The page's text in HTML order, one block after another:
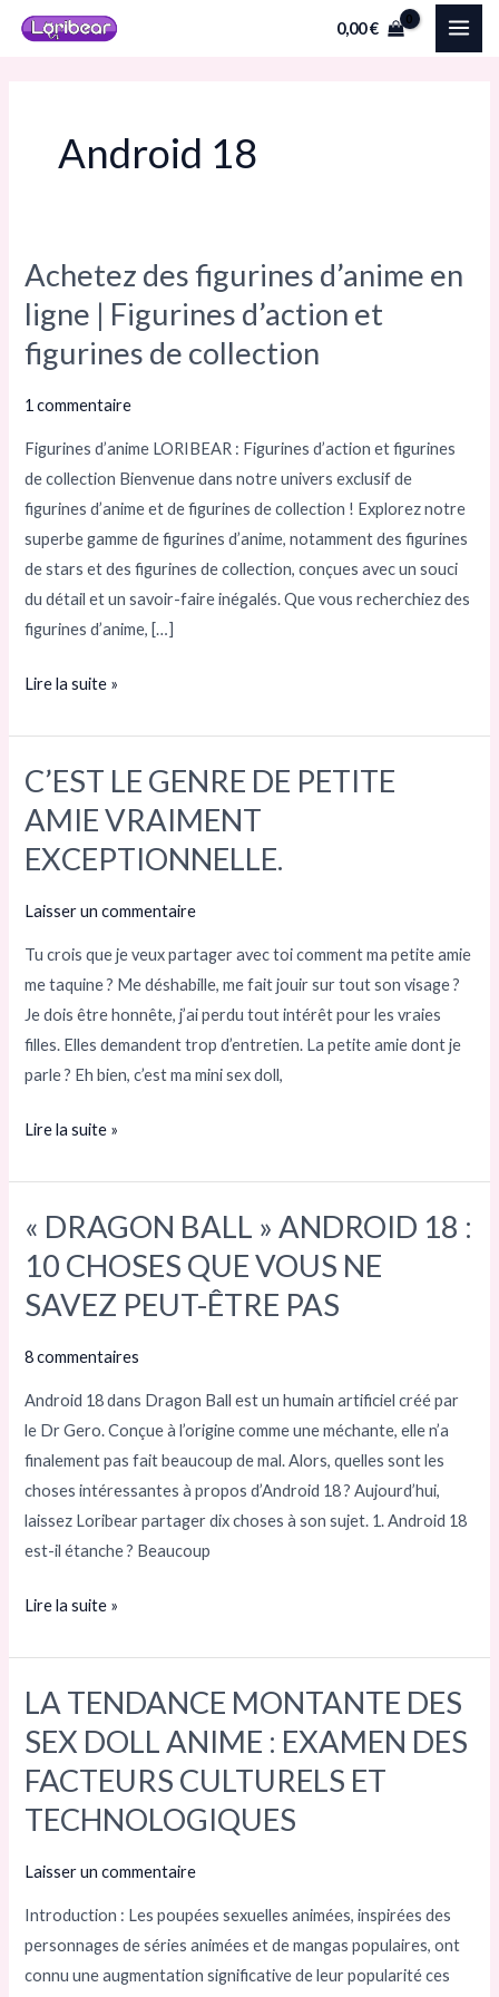
Aller
0,00€
Android 18
Achetez des figurines d’anime en
ligne | Figurines d’action et
figurines de collection
1 commentaire
Figurines d’anime LORIBEAR : Figurines d’action et figurines
de collection Bienvenue dans notre univers exclusif de
figurines d’anime et de figurines de collection ! Explorez notre
superbe gamme de figurines d’anime, notamment des figurines
de stars et des figurines de collection, conçues avec un souci
du détail et un savoir-faire inégalés. Que vous recherchiez des
figurines d’anime, […]
Achetez
des
figurines
d’anime
|
Figurines
d’action
et
figurines
de
collection
Lire la suite »
C’EST LE GENRE DE PETITE
AMIE VRAIMENT
EXCEPTIONNELLE.
Laisser un commentaire
Tu crois que je veux partager avec toi comment ma petite amie
me taquine ? Me déshabille, me fait jouir sur tout son visage ?
Je dois être honnête, j’ai perdu tout intérêt pour les vraies
filles. Elles demandent trop d’entretien. La petite amie dont je
parle ? Eh bien, c’est ma mini sex doll,
C’EST
LE
GENRE
DE
VRAIMENT
EXCEPTIONNELLE.
Lire la suite »
« DRAGON BALL » ANDROID 18 :
10 CHOSES QUE VOUS NE
SAVEZ PEUT-ÊTRE PAS
8 commentaires
Android 18 dans Dragon Ball est un humain artificiel créé par
le Dr Gero. Conçue à l’origine comme une méchante, elle n’a
finalement pas fait beaucoup de mal. Alors, quelles sont les
choses intéressantes à propos d’Android 18 ? Aujourd’hui,
laissez Loribear partager dix choses à son sujet. 1. Android 18
est-il étanche ? Beaucoup
«
DRAGON
BALL
»
:
10
CHOSES
QUE
VOUS
NE
PEUT-
Lire la suite »
LA TENDANCE MONTANTE DES
SEX DOLL ANIME : EXAMEN DES
FACTEURS CULTURELS ET
TECHNOLOGIQUES
Laisser un commentaire
Introduction : Les poupées sexuelles animées, inspirées des
personnages de séries animées et de mangas populaires, ont
connu une augmentation significative de leur popularité ces
LA
TENDANCE
MONTANTE
DES
SEX
ANIME
: